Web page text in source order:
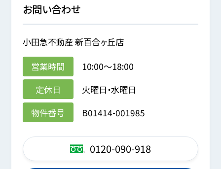
お問い合わせ
小田急不動産 新百合ヶ丘店
営業時間
10:00～18:00
定休日
火曜日・水曜日
物件番号
B01414-001985
0120-090-918